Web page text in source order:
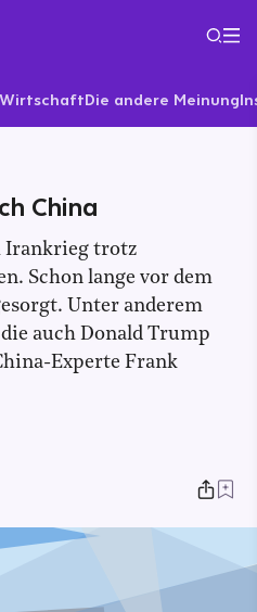
WirtschaftDie andere Meinung
China
Irankrieg trotz
Schon lange vor dem
Unter anderem
auch Donald Trump
Experte Frank